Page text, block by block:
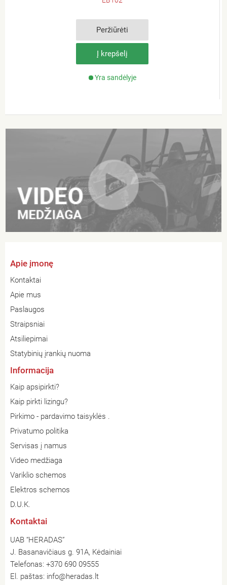
Peržiūrėti
Į krepšelį
Yra sandėlyje
Apie įmonę
Kontaktai
Apie mus
Paslaugos
Straipsniai
Atsiliepimai
Statybinių įrankių nuoma
Informacija
Kaip apsipirkti?
Kaip pirkti lizingu?
Pirkimo - pardavimo taisyklės .
Privatumo politika
Servisas į namus
Video medžiaga
Variklio schemos
Elektros schemos
D.U.K.
Kontaktai
UAB “HERADAS”
J. Basanavičiaus g. 91A, Kėdainiai
Telefonas: +370 690 09555
El. paštas: info@heradas.lt